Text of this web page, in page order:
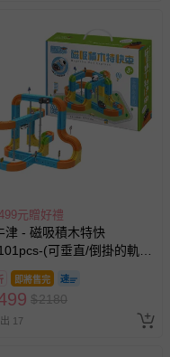
元贈好禮
津 - 磁吸積木特快
(可垂直/倒掛的軌道
玩具)
即將售完
$2180
17